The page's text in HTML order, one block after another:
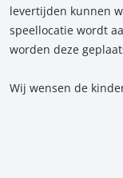
levertijden kunnen
speellocatie wordt
worden deze
Wij wensen de